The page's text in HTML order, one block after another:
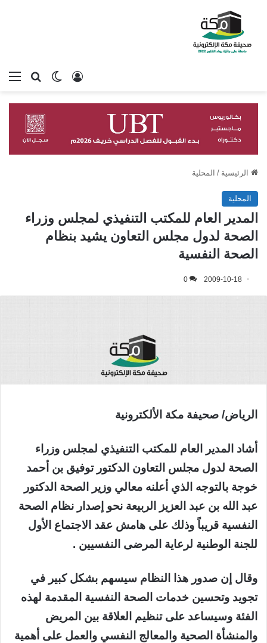
بحثالوضع
تسجيل الدخول
الرئيسية / المحلية
المحلية
المدير العام للمكتب التنفيذي لمجلس وزراء
الصحة لدول مجلس التعاون يشيد بنظام
الصحة النفسية
2009-10-18
0
الرياض/ صحيفة مكة الألكترونية
أشاد المدير العام للمكتب التنفيذي لمجلس وزراء
الصحة لدول مجلس التعاون الدكتور توفيق بن أحمد
خوجة بالتوجه الذي أعلنه معالي وزير الصحة الدكتور
عبد الله بن عبد العزيز الربيعة نحو إصدار نظام الصحة
النفسية قريباً وذلك على هامش عقد الاجتماع الأول
للجنة الوطنية لرعاية المرضى النفسيين .
وقال إن صدور هذا النظام سيسهم بشكل كبير في
تجويد وتحسين خدمات الصحة النفسية المقدمة لهذه
الفئة وسيساعد على تنظيم العلاقة بين المريض
والمنشأة الصحية والمعالج النفسي والعمل على أهمية